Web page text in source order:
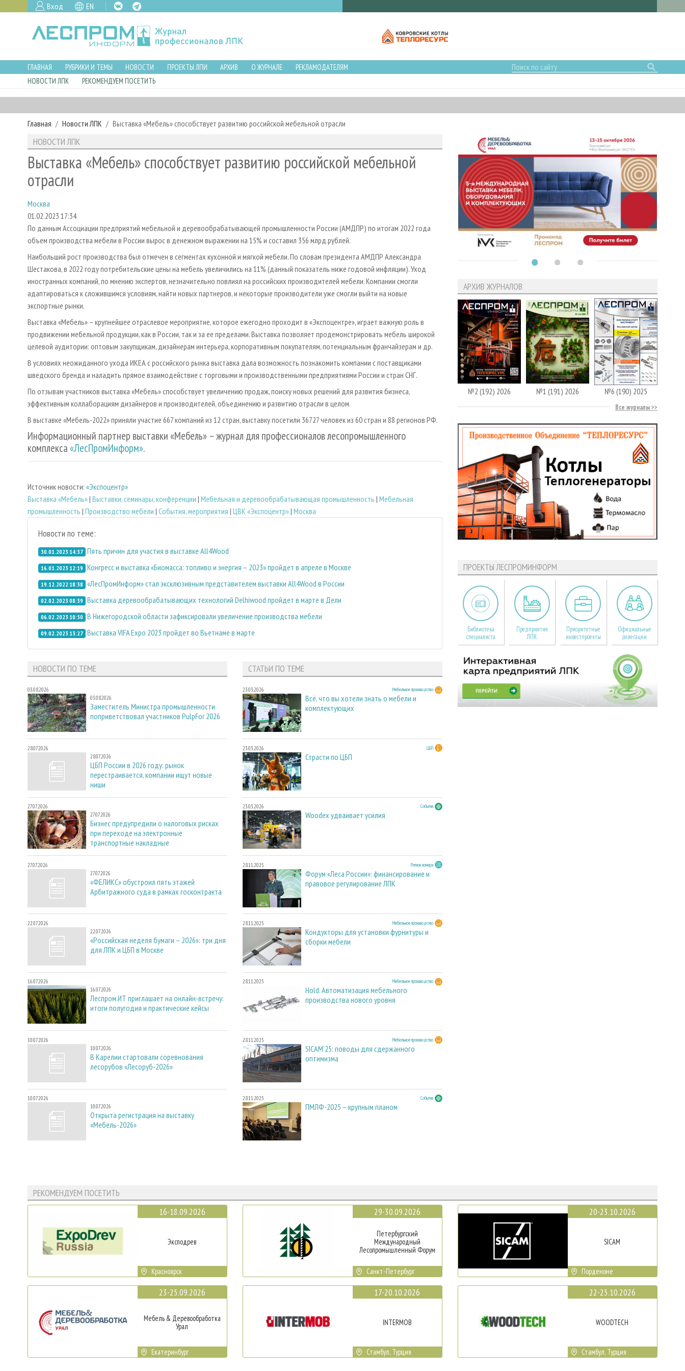
Вход EN
ГЛАВНАЯ РУБРИКИ И ТЕМЫ НОВОСТИ ПРОЕКТЫ ЛПИ АРХИВ О ЖУРНАЛЕ
РЕКЛАМОДАТЕЛЯМ
НОВОСТИ ЛПК
РЕКОМЕНДУЕМ ПОСЕТИТЬ
Главная Новости ЛПК Выставка «Мебель» способствует развитию российской мебельной отрасли
НОВОСТИ ЛПК
Выставка «Мебель» способствует развитию российской мебельной
отрасли
Москва
01.02.2023 17:34
По данным Ассоциации предприятий мебельной и деревообрабатывающей промышленности России (АМДПР) по итогам 2022 года
объем производства мебели в России вырос в денежном выражении на 15% и составил 356 млрд.рублей.
Наибольший рост производства был отмечен в сегментах кухонной и мягкой мебели. По словам президента АМДПР Александра
Шестакова, в 2022 году потребительские цены на мебель увеличились на 11% (данный показатель ниже годовой инфляции). Уход
иностранных компаний, по мнению экспертов, незначительно повлиял на российских производителей мебели. Компании смогли
адаптироваться к сложившимся условиям, найти новых партнеров, и некоторые производители уже смогли выйти на новые
экспортные рынки.
Выставка «Мебель» – крупнейшее отраслевое мероприятие, которое ежегодно проходит в «Экспоцентре», играет важную роль в
продвижении мебельной продукции, как в России, так и за ее пределами. Выставка позволяет продемонстрировать мебель широкой
целевой аудитории: оптовым закупщикам, дизайнерам интерьера, корпоративным покупателям, потенциальным франчайзерам и др.
В условиях неожиданного ухода ИКЕА с российского рынка выставка дала возможность познакомить компании с поставщиками
шведского бренда и наладить прямое взаимодействие с торговыми и производственными предприятиями России и стран СНГ.
По отзывам участников выставка «Мебель» способствует увеличению продаж, поиску новых решений для развития бизнеса,
эффективным коллаборациям дизайнеров и производителей, объединению и развитию отрасли в целом.
В выставке «Мебель-2022» приняли участие 667 компаний из 12 стран, выставку посетили 36727 человек из 60 стран и 88 регионов РФ.
Информационный партнер выставки «Мебель» – журнал для профессионалов лесопромышленного
комплекса«ЛесПромИнформ».
Источник новости: «Экспоцентр»
Выставка «Мебель»| Выставки, семинары, конференции | Мебельная и деревообрабатывающая промышленность | Мебельная
промышленность | Производство мебели | События, мероприятия | ЦВК «Экспоцентр»| Москва
Новости по теме:
30.01.2023 14:37 Пять причин для участия в выставке All4Wood
16.01.2023 12:19 Конгресс и выставка «Биомасса: топливо и энергия – 2023» пройдет в апреле в Москве
19.12.2022 18:38 «ЛесПромИнформ» стал эксклюзивным представителем выставки All4Wood в России
02.02.2023 08:39 Выставка деревообрабатывающих технологий Delhiwood пройдет в марте в Дели
06.02.2023 10:50 В Нижегородской области зафиксировали увеличение производства мебели
09.02.2023 13:27 Выставка VIFA Expo 2023 пройдет во Вьетнаме в марте
НОВОСТИ ПО ТЕМЕ
03.08.2026
03.08.2026
Заместитель Министра промышленности
поприветствовал участников PulpFor 2026
28.07.2026
28.07.2026
ЦБП России в 2026 году: рынок
перестраивается, компании ищут новые
ниши
27.07.2026
27.07.2026
Бизнес предупредили о налоговых рисках
при переходе на электронные
транспортные накладные
27.07.2026
27.07.2026
«ФЕЛИКС» обустроил пять этажей
Арбитражного суда в рамках госконтракта
22.07.2026
22.07.2026
«Российская неделя бумаги – 2026»: три дня
для ЛПК и ЦБП в Москве
16.07.2026
16.07.2026
Леспром.ИТ приглашает на онлайн-встречу:
итоги полугодия и практические кейсы
10.07.2026
10.07.2026
В Карелии стартовали соревнования
лесорубов «Лесоруб-2026»
10.07.2026
10.07.2026
Открыта регистрация на выставку
«Мебель-2026»
СТАТЬИ ПО ТЕМЕ
23.03.2026 Мебельное производство
Всё, что вы хотели знать о мебели и
комплектующих
23.03.2026 ЦБП
Страсти по ЦБП
23.03.2026 События
Woodex удваивает усилия
28.11.2025 Регион номера
Форум «Леса России»: финансирование и
правовое регулирование ЛПК
28.11.2025 Мебельное производство
Кондукторы для установки фурнитуры и
сборки мебели
28.11.2025 Мебельное производство
Hold. Автоматизация мебельного
производства нового уровня
28.11.2025 Мебельное производство
SICAM'25: поводы для сдержанного
оптимизма
28.11.2025 События
ПМЛФ-2025 – крупным планом
АРХИВ ЖУРНАЛОВ
№2 (192) 2026 №1 (191) 2026 №6 (190) 2025
Все журналы
ПРОЕКТЫ ЛЕСПРОМИНФОРМ
Библиотека
специалиста
Предприятия
ЛПК
Приоритетные
инвестпроекты
Официальные
делегации
РЕКОМЕНДУЕМ ПОСЕТИТЬ
16-18.09.2026
Эксподрев
Красноярск
23-25.09.2026
Мебель & Деревообработка
Урал
Екатеринбург
29-30.09.2026
Петербургский
Международный
Лесопромышленный Форум
Санкт-Петербург
17-20.10.2026
INTERMOB
Стамбул, Турция
20-23.10.2026
SICAM
Порденоне
22-25.10.2026
WOODTECH
Стамбул, Турция